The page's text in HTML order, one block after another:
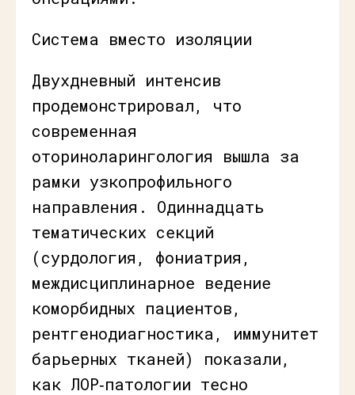
Система вместо изоляции
Двухдневный интенсив
продемонстрировал, что
современная
оториноларингология вышла за
рамки узкопрофильного
направления. Одиннадцать
тематических секций
(сурдология, фониатрия,
междисциплинарное ведение
коморбидных пациентов,
рентгенодиагностика, иммунитет
барьерных тканей) показали,
как ЛОР‑патологии тесно